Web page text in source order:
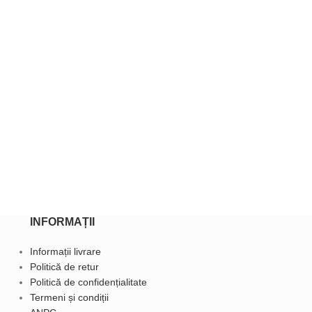
INFORMAȚII
Informații livrare
Politică de retur
Politică de confidențialitate
Termeni și condiții